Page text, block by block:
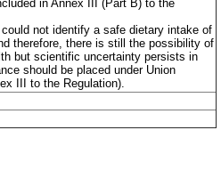
in Annex III (Part B) to the
not identify a safe dietary intake of
therefore, there is still the possibility of
but scientific uncertainty persists in
should be placed under Union
III to the Regulation).